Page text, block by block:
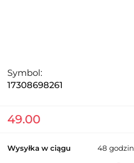
Symbol:
17308698261
49.00
Wysyłka w ciągu 48 godzin